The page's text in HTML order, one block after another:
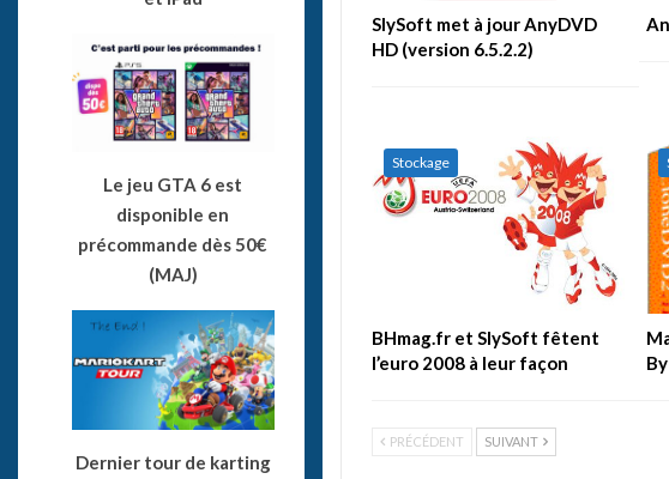
SlySoft met à jour AnyDVD
HD (version 6.5.2.2)
Stockage
BHmag.fr et SlySoft fêtent
l’euro 2008 à leur façon
PRÉCÉDENT SUIVANT
Le jeu GTA 6 est
disponible en
précommande dès 50€
(MAJ)
Dernier tour de karting